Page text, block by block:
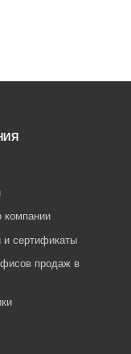
компании
и сертификаты
продаж в